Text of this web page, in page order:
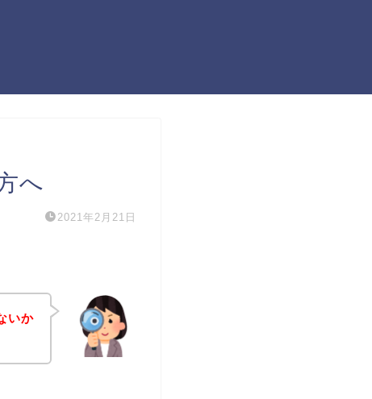
へ
2021年2月21日
いか